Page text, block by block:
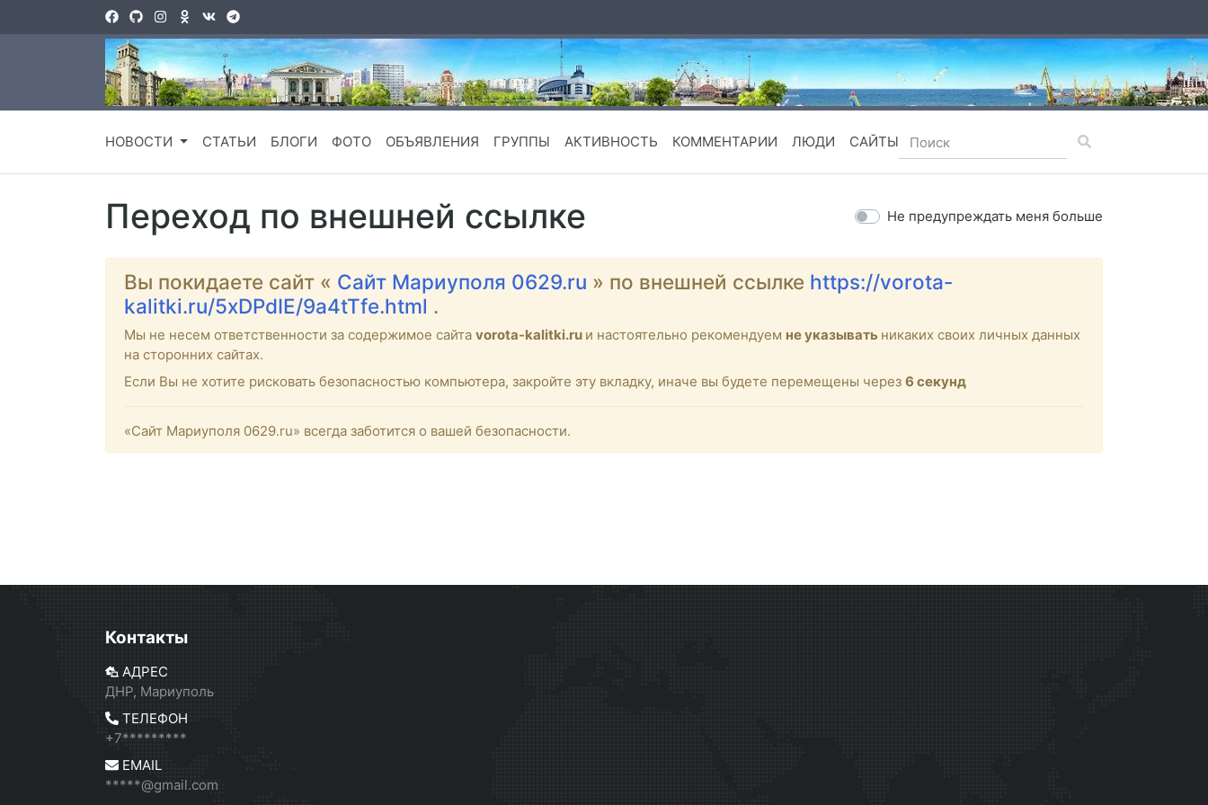
НОВОСТИ СТАТЬИ БЛОГИ ФОТО ОБЪЯВЛЕНИЯ ГРУППЫ АКТИВНОСТЬ КОММЕНТАРИИ ЛЮДИ САЙТЫ
Переход по внешней ссылке Не предупреждать меня больше
Вы покидаете сайт « Сайт Мариуполя 0629.ru » по внешней ссылке https://vorota-
kalitki.ru/5xDPdIE/9a4tTfe.html .
Мы не несем ответственности за содержимое сайта vorota-kalitki.ru и настоятельно рекомендуем не указывать никаких своих личных данных
на сторонних сайтах.
Если Вы не хотите рисковать безопасностью компьютера, закройте эту вкладку, иначе вы будете перемещены через 6 секунд
«Сайт Мариуполя 0629.ru» всегда заботится о вашей безопасности.
Контакты
АДРЕС
ДНР, Мариуполь
ТЕЛЕФОН
+7*********
EMAIL
*****@gmail.com